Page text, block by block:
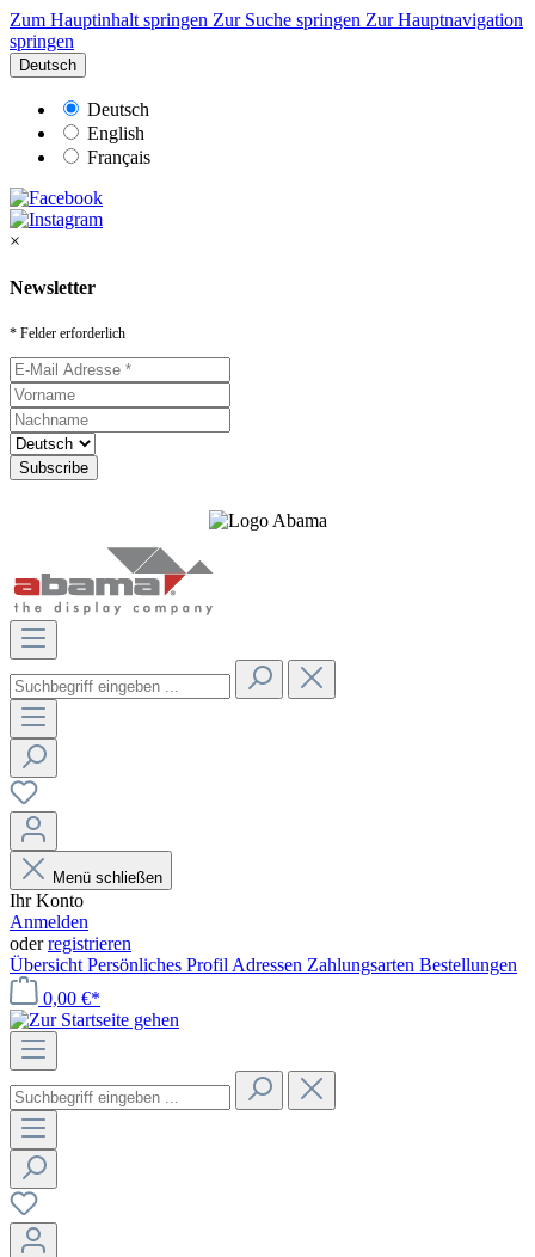
Zum Hauptinhalt springen Zur Suche springen Zur Hauptnavigation
springen
Deutsch
Deutsch
English
Français
×
Newsletter
* Felder erforderlich
Menü schließen
Ihr Konto
Anmelden
oderregistrieren
Übersicht Persönliches Profil Adressen Zahlungsarten Bestellungen
0,00 €*